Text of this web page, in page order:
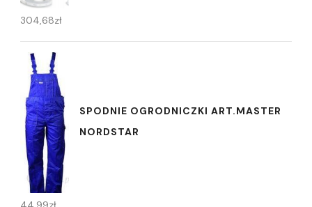
304,68zł
SPODNIE OGRODNICZKI ART.MASTER
NORDSTAR